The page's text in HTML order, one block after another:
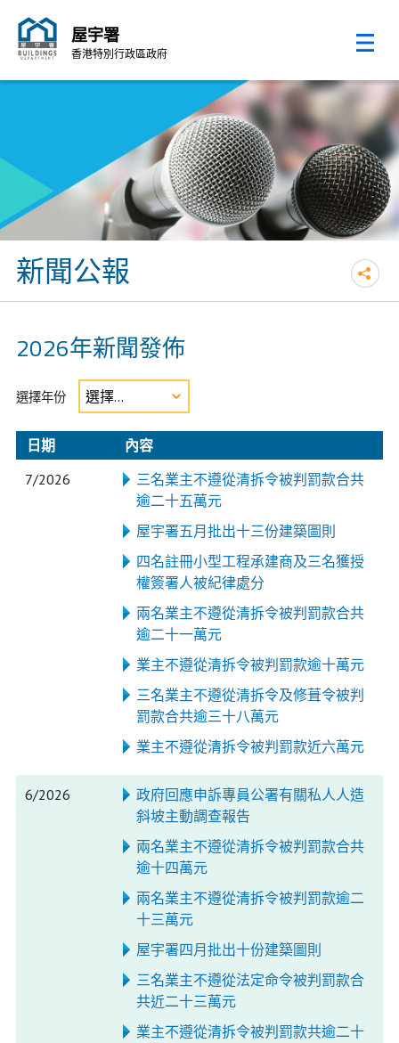
屋宇署
香港特別行政區政府
新聞公報
2026年新聞發佈
選擇年份
日期
內容
7/2026
三名業主不遵從清拆令被判罰款合共
逾二十五萬元
屋宇署五月批出十三份建築圖則
四名註冊小型工程承建商及三名獲授
權簽署人被紀律處分
兩名業主不遵從清拆令被判罰款合共
逾二十一萬元
業主不遵從清拆令被判罰款逾十萬元
三名業主不遵從清拆令及修葺令被判
罰款合共逾三十八萬元
業主不遵從清拆令被判罰款近六萬元
6/2026
政府回應申訴專員公署有關私人人造
斜坡主動調查報告
兩名業主不遵從清拆令被判罰款合共
逾十四萬元
兩名業主不遵從清拆令被判罰款逾二
十三萬元
屋宇署四月批出十份建築圖則
三名業主不遵從法定命令被判罰款合
共近二十三萬元
業主不遵從清拆令被判罰款共逾二十